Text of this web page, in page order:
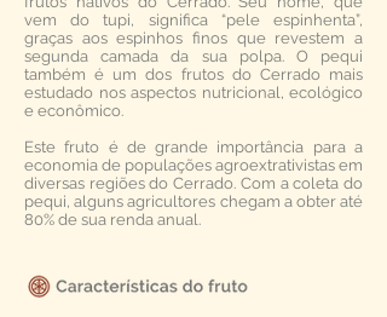
vem do tupi, significa “pele espinhenta”,
graças aos espinhos finos que revestem a
segunda camada da sua polpa. O pequi
também é um dos frutos do Cerrado mais
estudado nos aspectos nutricional, ecológico
e econômico.
Este fruto é de grande importância para a
economia de populações agroextrativistas em
diversas regiões do Cerrado. Com a coleta do
pequi, alguns agricultores chegam a obter até
80% de sua renda anual.